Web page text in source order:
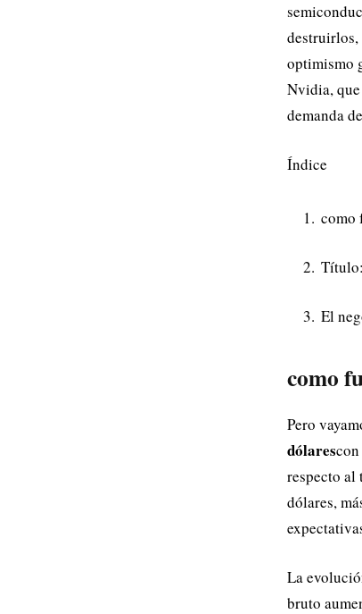
destruirlos,
optimismo
Nvidia,
demanda
Índice
como
El
como
Pero
dólares
respecto al
dólares,
La
bruto